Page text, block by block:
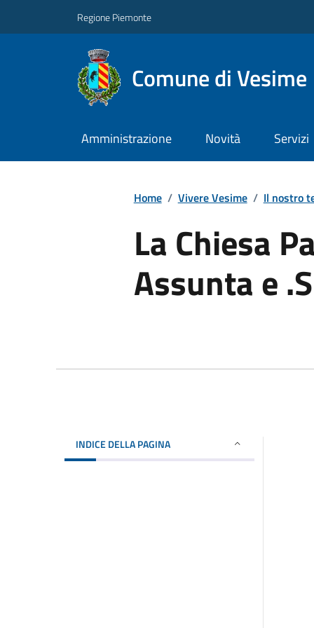
Regione Piemonte
Comune di Vesime
Amministrazione Novità Servizi
Home / Vivere Vesime / Il nostro
La Chiesa
Assunta e
INDICE DELLA PAGINA